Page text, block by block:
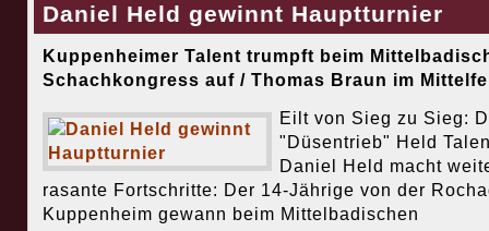
Daniel Held gewinnt Hauptturnier
Kuppenheimer Talent trumpft beim
Schachkongress auf / Thomas Braun im
Eilt von Sieg zu Sieg:
"Düsentrieb" Held
Daniel Held macht
rasante Fortschritte: Der 14-Jährige von der
Kuppenheim gewann beim Mittelbadischen